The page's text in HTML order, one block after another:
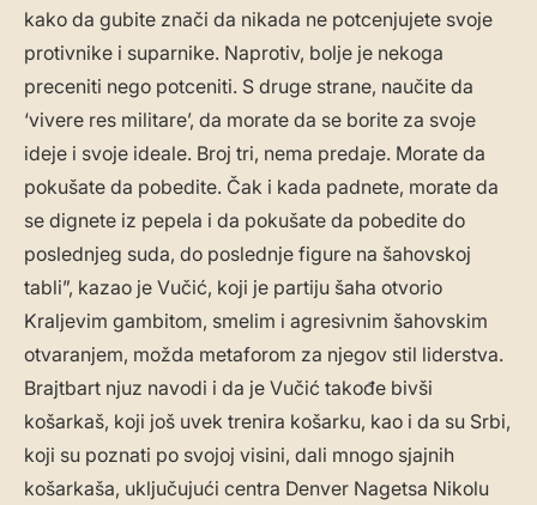
kako da gubite znači da nikada ne potcenjujete svoje
protivnike i suparnike. Naprotiv, bolje je nekoga
preceniti nego potceniti. S druge strane, naučite da
‘vivere res militare’, da morate da se borite za svoje
ideje i svoje ideale. Broj tri, nema predaje. Morate da
pokušate da pobedite. Čak i kada padnete, morate da
se dignete iz pepela i da pokušate da pobedite do
poslednjeg suda, do poslednje figure na šahovskoj
tabli”, kazao je Vučić, koji je partiju šaha otvorio
Kraljevim gambitom, smelim i agresivnim šahovskim
otvaranjem, možda metaforom za njegov stil liderstva.
Brajtbart njuz navodi i da je Vučić takođe bivši
košarkaš, koji još uvek trenira košarku, kao i da su Srbi,
koji su poznati po svojoj visini, dali mnogo sjajnih
košarkaša, uključujući centra Denver Nagetsa Nikolu